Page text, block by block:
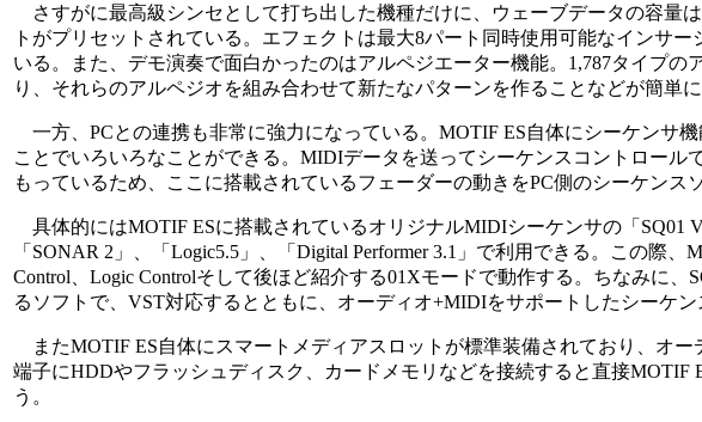
さすがに最高級シンセとして打ち出した機種だけに、ウェーブデータの容量
トがプリセットされている。エフェクトは最大8パート同時使用可能なインサ
いる。また、デモ演奏で面白かったのはアルペジエーター機能。1,787タイプ
り、それらのアルペジオを組み合わせて新たなパターンを作ることなどが簡単に
一方、PCとの連携も非常に強力になっている。MOTIF ES自体にシーケンサ
ことでいろいろなことができる。MIDIデータを送ってシーケンスコントロー
もっているため、ここに搭載されているフェーダーの動きをPC側のシーケンス
具体的にはMOTIF ESに搭載されているオリジナルMIDIシーケンサの「SQ01
「SONAR 2」、「Logic5.5」、「Digital Performer 3.1」で利用できる。この際
Control、Logic Controlそして後ほど紹介する01Xモードで動作する。ちなみに
るソフトで、VST対応するとともに、オーディオ+MIDIをサポートしたシーケン
またMOTIF ES自体にスマートメディアスロットが標準装備されており、オ
端子にHDDやフラッシュディスク、カードメモリなどを接続すると直接MOTIF
う。